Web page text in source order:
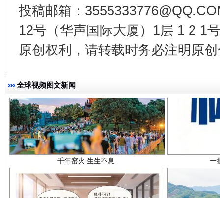
投稿邮箱：
12号（华声国际大厦）1层 1 2 1
原创权利，请转载时务必注明原
全球视频图文新闻
千年窑火 生生不息